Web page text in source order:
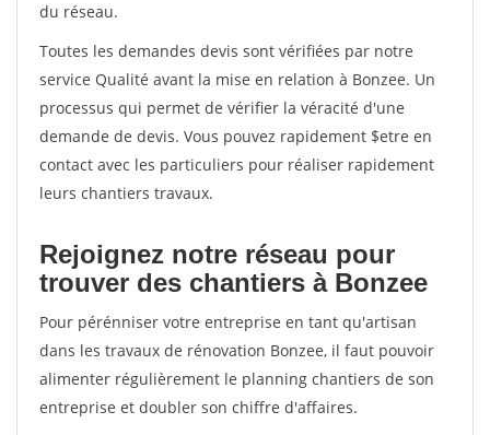
du réseau.
Toutes les demandes devis sont vérifiées par notre
service Qualité avant la mise en relation à Bonzee. Un
processus qui permet de vérifier la véracité d'une
demande de devis. Vous pouvez rapidement $etre en
contact avec les particuliers pour réaliser rapidement
leurs chantiers travaux.
Rejoignez notre réseau pour
trouver des chantiers à Bonzee
Pour pérénniser votre entreprise en tant qu'artisan
dans les travaux de rénovation Bonzee, il faut pouvoir
alimenter régulièrement le planning chantiers de son
entreprise et doubler son chiffre d'affaires.